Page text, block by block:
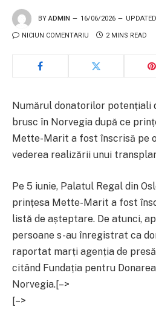
BY ADMIN 16/06/2026
NICIUN COMENTARIU 2 MINS READ
Numărul donatorilor potențiali
brusc în Norvegia după ce
Mette-Marit a fost înscrisă pe
vederea realizării unui
Pe 5 iunie, Palatul Regal din
prințesa Mette-Marit a fost
listă de așteptare. De atunci,
persoane s-au înregistrat ca
raportat marți agenția de
citând Fundația pentru
Norvegia.[–>
[–>